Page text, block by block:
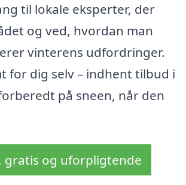
til lokale eksperter, der
og ved, hvordan man
vinterens udfordringer.
for dig selv – indhent tilbud i
på sneen, når den
gratis og uforpligtende